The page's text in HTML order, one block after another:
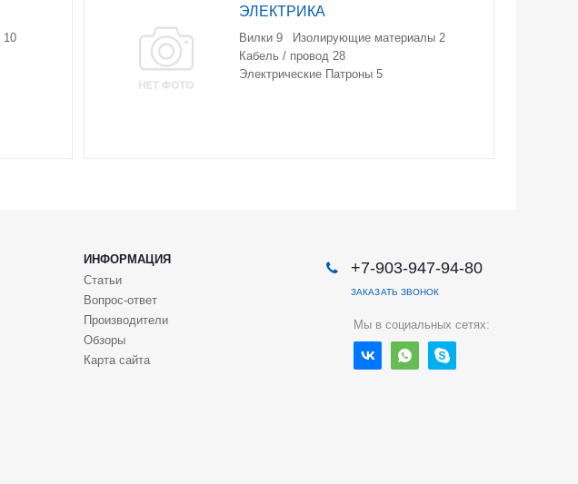
10
ЭЛЕКТРИКА
Вилки 9 Изолирующие материалы 2
Кабель / провод 28
Электрические Патроны 5
ИНФОРМАЦИЯ
Статьи
Вопрос-ответ
Производители
Обзоры
Карта сайта
+7-903-947-94-80
ЗАКАЗАТЬ ЗВОНОК
Мы в социальных сетях: